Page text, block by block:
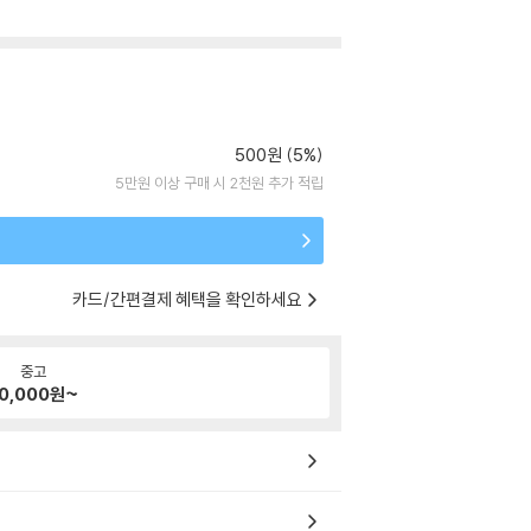
500원 (5%)
5만원 이상 구매 시 2천원 추가 적립
카드/간편결제 혜택을 확인하세요
중고
원~